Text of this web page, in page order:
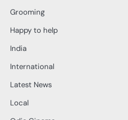
Grooming
Happy to help
India
International
Latest News
Local